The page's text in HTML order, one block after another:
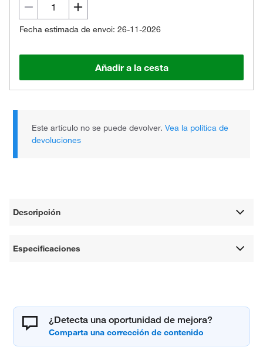
Fecha estimada de envoi: 26-11-2026
Añadir a la cesta
Este artículo no se puede devolver.Vea la política de
devoluciones
Descripción
Especificaciones
¿Detecta una oportunidad de mejora?